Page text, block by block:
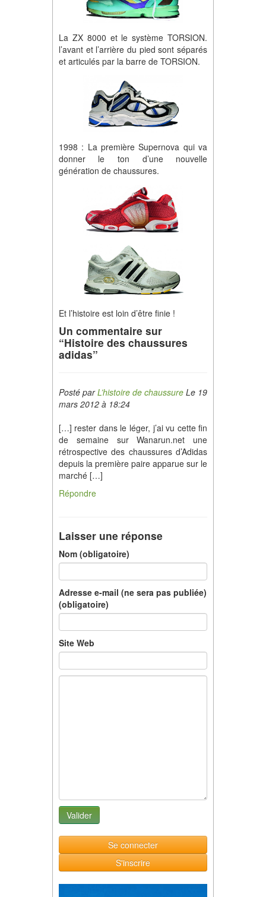
La ZX 8000 et le système TORSION.
l’avant et l’arrière du pied sont séparés
et articulés par la barre de TORSION.
1998 : La première Supernova qui va
donner le ton d’une nouvelle
génération de chaussures.
Et l’histoire est loin d’être finie !
Un commentaire sur
“Histoire des chaussures
adidas”
Posté parL’histoire de chaussureLe 19
mars 2012 à 18:24
[…] rester dans le léger, j’ai vu cette fin
de semaine sur Wanarun.net une
rétrospective des chaussures d’Adidas
depuis la première paire apparue sur le
marché […]
Répondre
Laisser une réponse
Nom (obligatoire)
Adresse e-mail (ne sera pas publiée)
(obligatoire)
Site Web
Se connecter
S'inscrire